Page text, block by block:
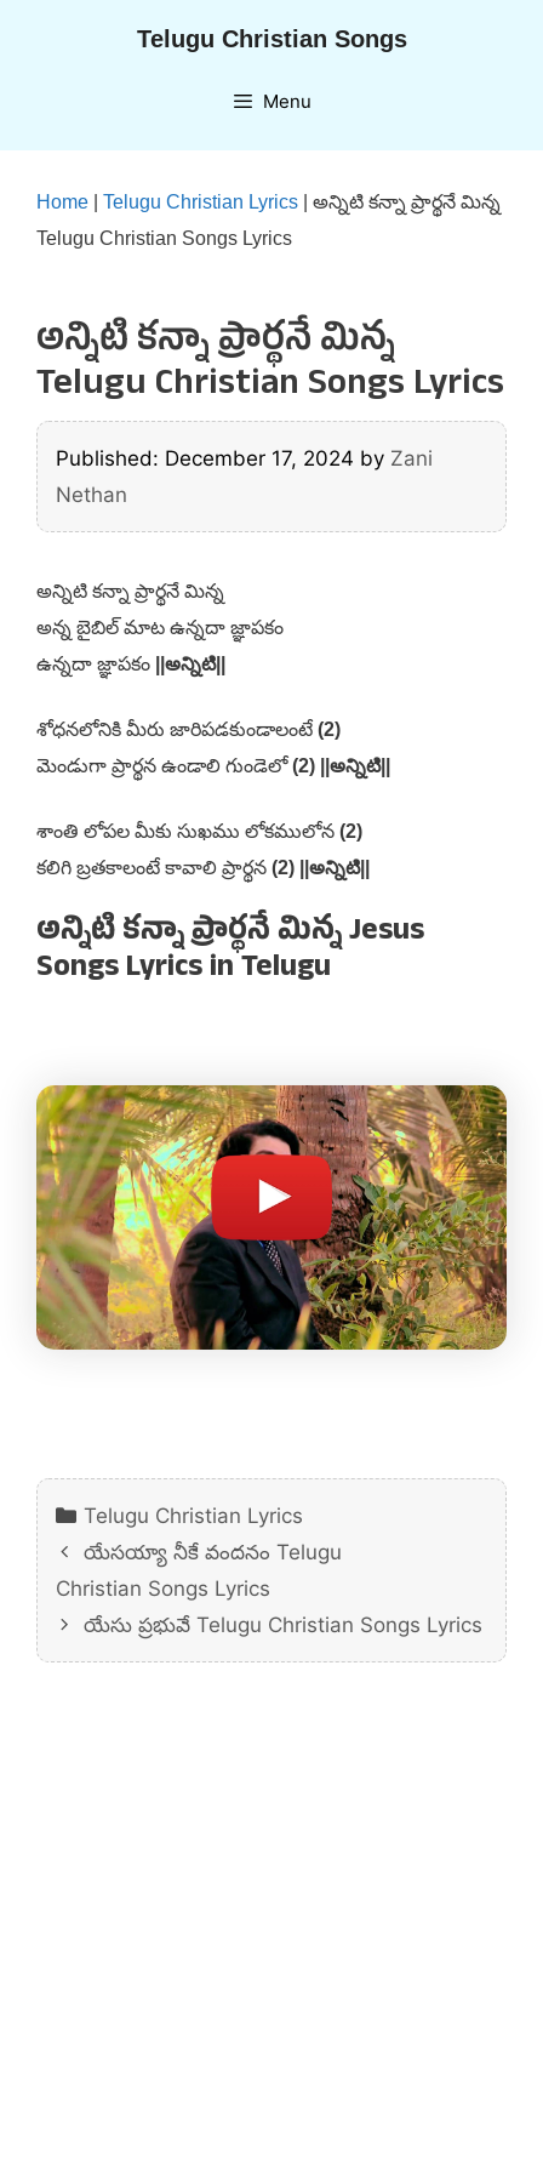
Telugu Christian Songs
Menu
Home Telugu Christian Lyrics
అన్నిటి కన్నా ప్రార్థనే మిన్న
Telugu Christian Songs Lyrics
అన్నిటి కన్నా ప్రార్థనే మిన్న
Telugu Christian Songs Lyrics
Published: December 17, 2024 by Zani
Nethan
అన్నిటి కన్నా ప్రార్థనే మిన్న
అన్న బైబిల్ మాట ఉన్నదా జ్ఞాపకం
ఉన్నదా జ్ఞాపకం
||అన్నిటి||
శోధనలోనికి మీరు జారిపడకుండాలంటే (2)
మెండుగా ప్రార్థన ఉండాలి గుండెలో(2) ||అన్నిటి||
శాంతి లోపల మీకు సుఖము లోకములోన (2)
కలిగి బ్రతకాలంటే కావాలి ప్రార్థన (2) ||అన్నిటి||
అన్నిటి కన్నా ప్రార్థనే మిన్న Jesus
Songs Lyrics in Telugu
Categories
Telugu Christian Lyrics
యేసయ్యా నీకే వందనం Telugu
Christian Songs Lyrics
యేసు ప్రభువే Telugu Christian Songs Lyrics